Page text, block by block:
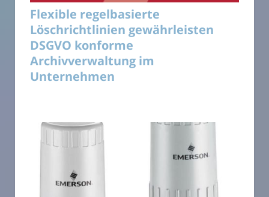
Flexible regelbasierte
Löschrichtlinien gewährleisten
DSGVO konforme
Archivverwaltung im
Unternehmen